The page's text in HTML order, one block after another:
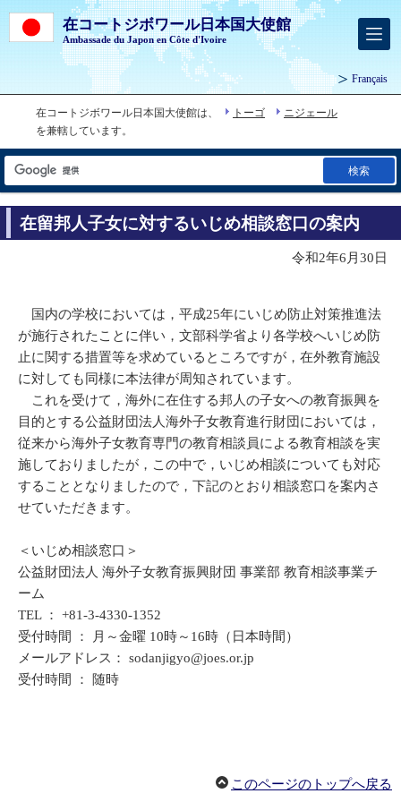
在コートジボワール日本国大使館
Ambassade du Japon en Côte d'Ivoire
Français
在コートジボワール日本国大使館は、 トーゴ
ニジェール
を兼轄しています。
検索
在留邦人子女に対するいじめ相談窓口の案内
令和2年6月30日
国内の学校においては，平成25年にいじめ防止対策推進法
が施行されたことに伴い，文部科学省より各学校へいじめ防
止に関する措置等を求めているところですが，在外教育施設
に対しても同様に本法律が周知されています。
これを受けて，海外に在住する邦人の子女への教育振興を
目的とする公益財団法人海外子女教育進行財団においては，
従来から海外子女教育専門の教育相談員による教育相談を実
施しておりましたが，この中で，いじめ相談についても対応
することとなりましたので，下記のとおり相談窓口を案内さ
せていただきます。
＜いじめ相談窓口＞
公益財団法人 海外子女教育振興財団 事業部 教育相談事業チ
ーム
TEL ： +81-3-4330-1352
受付時間 ： 月～金曜 10時～16時（日本時間）
メールアドレス： sodanjigyo@joes.or.jp
受付時間 ： 随時
このページのトップへ戻る